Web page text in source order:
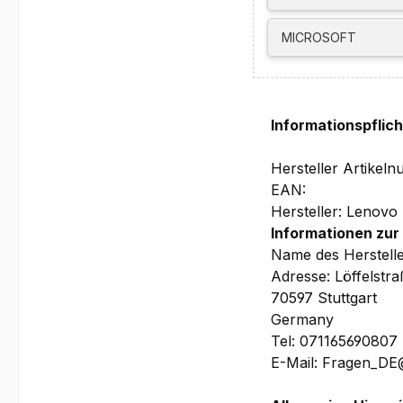
Garantie:
1 Jahr Depot/
1 Jahr Depot/
MICROSOFT
Hersteller
EAN:
Hersteller: Lenovo
Informationen
Name des
Adresse:
70597 Stuttgart
Germany
Tel: 071165690807
E-Mail: